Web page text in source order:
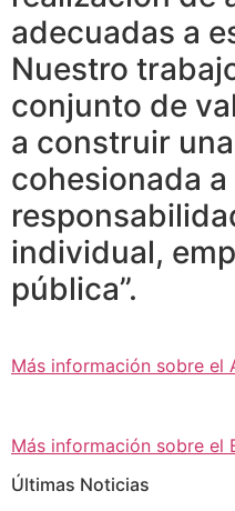
adecuadas a
Nuestro
conjunto de
a construir
cohesionada
individual,
pública”.
Más información sobre el
Más información sobre el
Últimas Noticias